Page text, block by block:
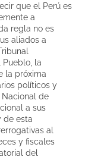
que el Perú es
a
regla no es
aliados a
la
la próxima
políticos y
de
a sus
de esta
al
y fiscales
del